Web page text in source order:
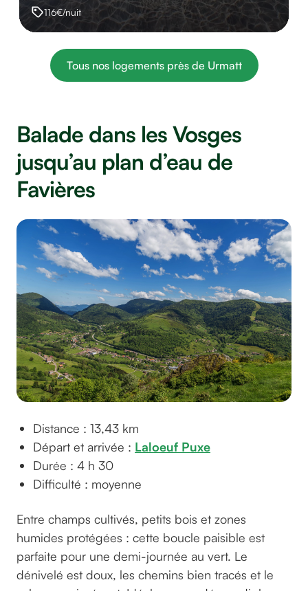
116€/nuit
Tous nos logements près de Urmatt
Balade dans les Vosges
jusqu’au plan d’eau de
Favières
Distance : 13,43 km
Départ et arrivée : Laloeuf Puxe
Durée : 4 h 30
Difficulté : moyenne
Entre champs cultivés, petits bois et zones
humides protégées : cette boucle paisible est
parfaite pour une demi-journée au vert. Le
dénivelé est doux, les chemins bien tracés et le